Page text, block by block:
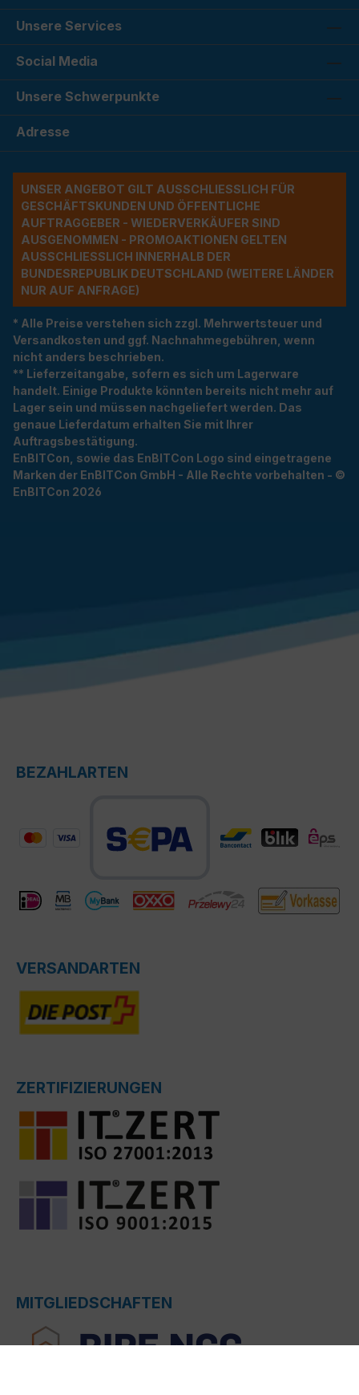
Unsere Services
Social Media
Unsere Schwerpunkte
Adresse
UNSER ANGEBOT GILT AUSSCHLIESSLICH FÜR G
ESCHÄFTSKUNDEN UND ÖFFENTLICHE A
UFTRAGGEBER - WIEDERVERKÄUFER SIND A
USGENOMMEN - PROMOAKTIONEN GELTEN A
USSCHLIESSLICH INNERHALB DER BU
NDESREPUBLIK DEUTSCHLAND (WEITERE LÄNDER NU
R AUF ANFRAGE)
* Alle Preise verstehen sich zzgl. Mehrwertsteuer und
Versandkosten und ggf. Nachnahmegebühren, wenn
nicht anders beschrieben.
** Lieferzeitangabe, sofern es sich um Lagerware
handelt. Einige Produkte könnten bereits nicht mehr auf
Lager sein und müssen nachgeliefert werden. Das
genaue Lieferdatum erhalten Sie mit Ihrer
Auftragsbestätigung.
EnBITCon, sowie das EnBITCon Logo sind eingetragene
Marken der EnBITCon GmbH - Alle Rechte vorbehalten - ©
EnBITCon 2026
BEZAHLARTEN
VERSANDARTEN
ZERTIFIZIERUNGEN
MITGLIEDSCHAFTEN